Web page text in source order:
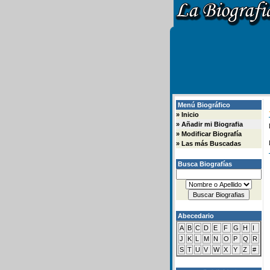
Menú Biográfico
» Inicio
» Añadir mi Biografia
» Modificar Biografía
» Las más Buscadas
Busca Biografías
Abecedario
A B C D E F G H
I
J
K L M N O P Q
R
S T U V W X Y Z #